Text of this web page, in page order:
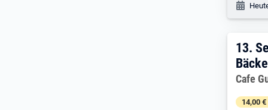
13.
13.
Cafe
14,00